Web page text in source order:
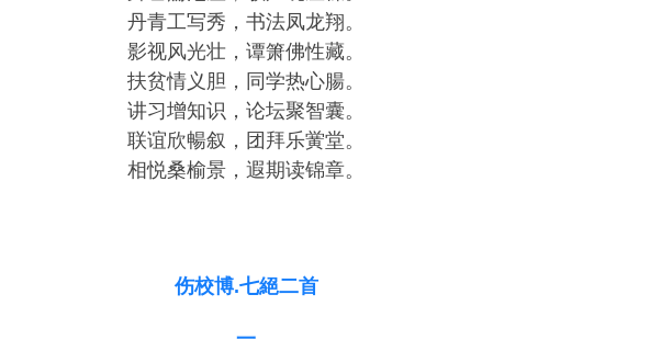
丹青工写秀，书法凤龙翔。
影视风光壮，谭箫佛性藏。
扶贫情义胆，同学热心腸。
讲习增知识，论坛聚智囊。
联谊欣暢叙，团拜乐黉堂。
相悦桑榆景，遐期读锦章。
伤校博.七絕二首
一